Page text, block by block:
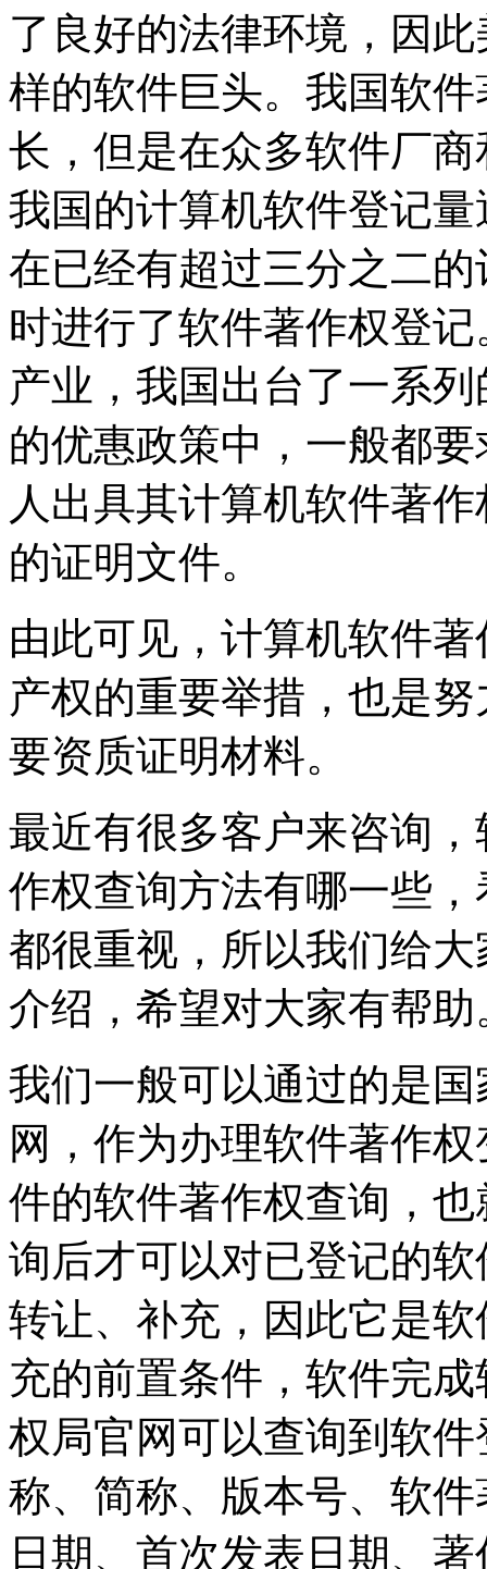
了良好的法律环境，因
样的软件巨头。我国软
长，但是在众多软件厂
我国的计算机软件登记
在已经有超过三分之二
时进行了软件著作权登
产业，我国出台了一系
的优惠政策中，一般都
人出具其计算机软件著
的证明文件。
由此可见，计算机软件
产权的重要举措，也是
要资质证明材料。
最近有很多客户来咨询
作权查询方法有哪一些
都很重视，所以我们给
介绍，希望对大家有帮
我们一般可以通过的是
网，作为办理软件著作
件的软件著作权查询，
询后才可以对已登记的
转让、补充，因此它是
充的前置条件，软件完
权局官网可以查询到软
称、简称、版本号、软
日期、首次发表日期、